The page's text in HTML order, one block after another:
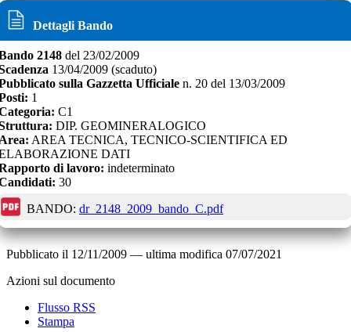
Dettagli Bando
2148 del 23/02/2009
13/04/2009 (scaduto)
sulla Gazzetta Ufficiale n. 20 del 13/03/2009
1
C1
DIP. GEOMINERALOGICO
AREA TECNICA, TECNICO-SCIENTIFICA ED
DATI
di lavoro: indeterminato
30
BANDO: dr_2148_2009_bando_C.pdf
Pubblicato il 12/11/2009 — ultima modifica 07/07/2021
Azioni sul documento
Flusso RSS
Stampa